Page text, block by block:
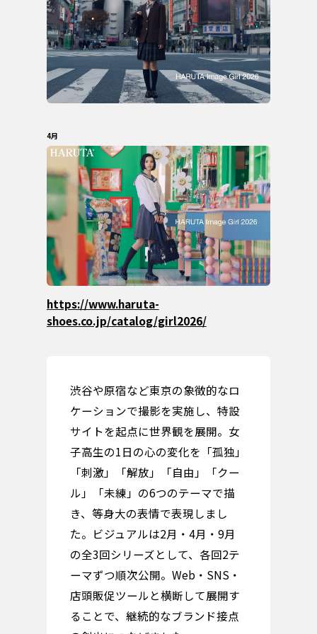
4月
https://www.haruta-
shoes.co.jp/catalog/girl2026/
渋谷や原宿など東京の象徴的なロ
ケーションで撮影を実施し、特設
サイトを起点に世界観を展開。女
子高生の1日の心の変化を「孤独」
「刺激」「解放」「自由」「クー
ル」「未練」の6つのテーマで描
き、等身大の表情で表現しまし
た。ビジュアルは2月・4月・9月
の全3回シリーズとして、各回2テ
ーマずつ順次公開。Web・SNS・
店頭販促ツールと横断して展開す
ることで、継続的なブランド接点